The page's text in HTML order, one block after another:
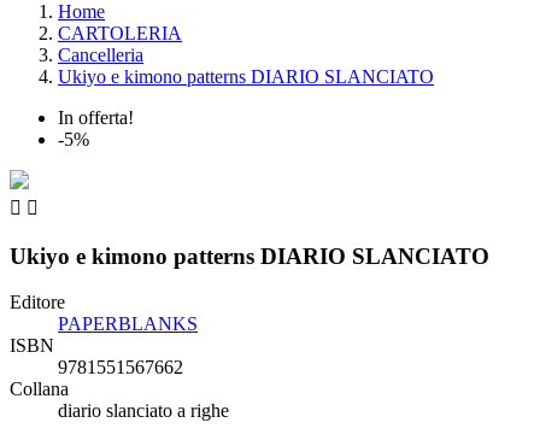
Home
CARTOLERIA
Cancelleria
Ukiyo e kimono patterns DIARIO SLANCIATO
In offerta!
-5%
 
Ukiyo e kimono patterns DIARIO SLANCIATO
Editore
PAPERBLANKS
ISBN
9781551567662
Collana
diario slanciato a righe